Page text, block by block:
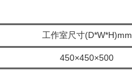
工作室尺寸(D*W*H)mm
450×450×500